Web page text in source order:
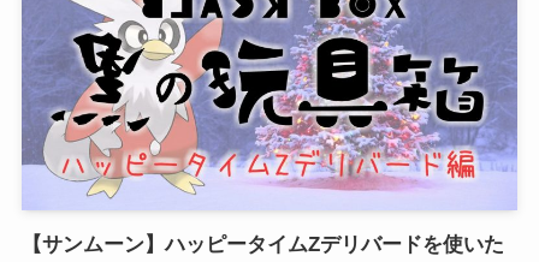
【サンムーン】ハッピータイムZデリバードを使いた